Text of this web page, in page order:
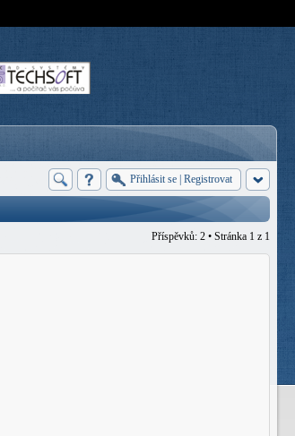
Přihlásit se Registrovat
Příspěvků: 2 • Stránka 1 z 1